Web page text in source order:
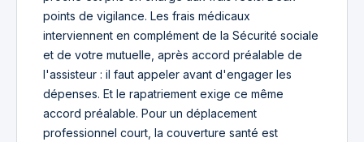
points de vigilance. Les frais médicaux
interviennent en complément de la Sécurité sociale
et de votre mutuelle, après accord préalable de
l'assisteur : il faut appeler avant d'engager les
dépenses. Et le rapatriement exige ce même
accord préalable. Pour un déplacement
professionnel court, la couverture santé est